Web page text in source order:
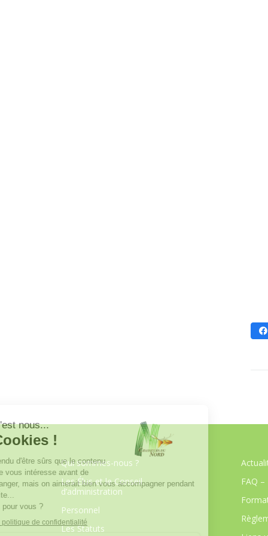
Qui sommes-nous ?
Les Élus et le Conseil
d’administration
Personnel
Les Statuts
FAQ